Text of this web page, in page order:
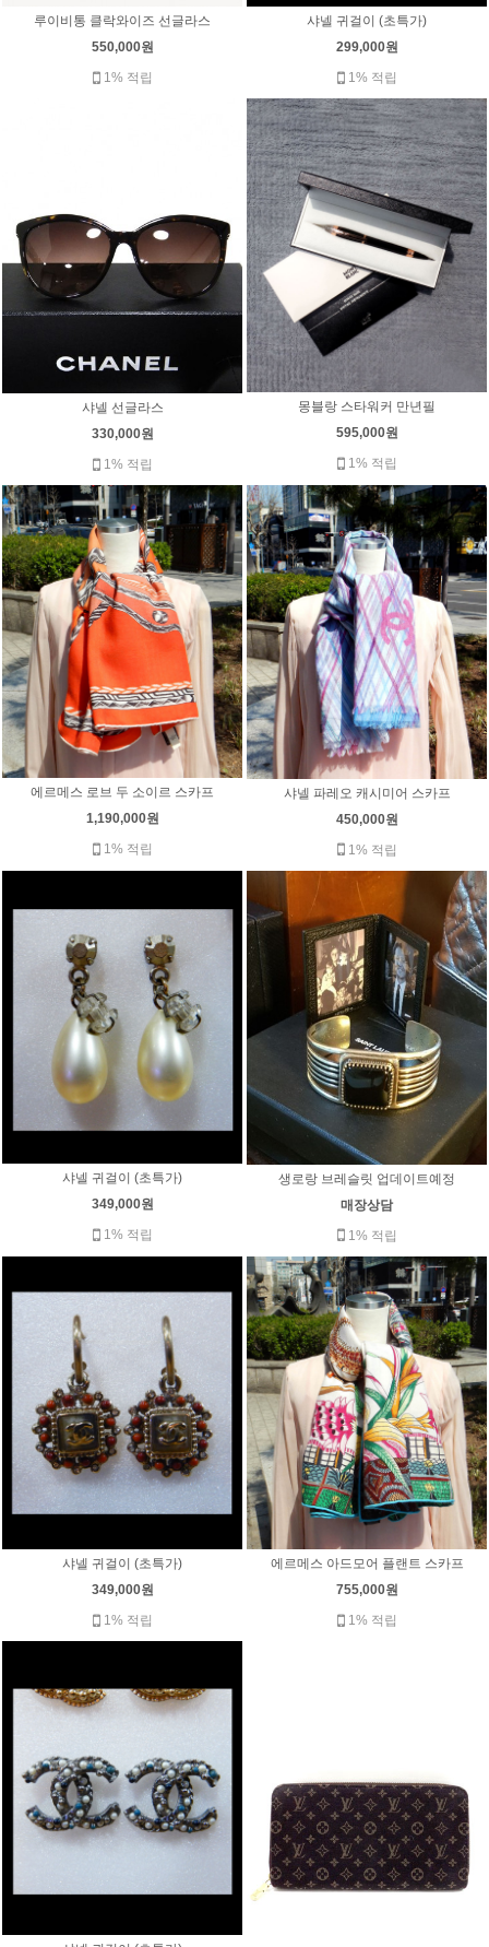
루이비통 클락와이즈 선글라스
550,000원
1% 적립
샤넬 귀걸이 (초특가)
299,000원
1% 적립
샤넬 선글라스
330,000원
1% 적립
몽블랑 스타워커 만년필
595,000원
1% 적립
에르메스 로브 두 소이르 스카프
1,190,000원
1% 적립
샤넬 파레오 캐시미어 스카프
450,000원
1% 적립
샤넬 귀걸이 (초특가)
349,000원
1% 적립
생로랑 브레슬릿 업데이트예정
매장상담
1% 적립
샤넬 귀걸이 (초특가)
349,000원
1% 적립
에르메스 아드모어 플랜트 스카프
755,000원
1% 적립